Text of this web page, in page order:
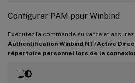
Configurer PAM pour Winbind
Exécutez la commande suivante et
Authentification Winbind NT/Active
répertoire personnel lors de la